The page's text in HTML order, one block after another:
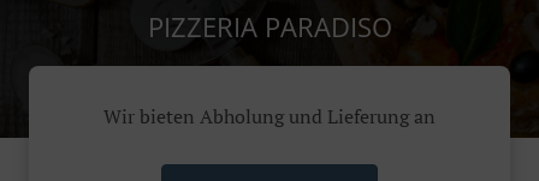
PIZZERIA PARADISO
Wir bieten Abholung und Lieferung an